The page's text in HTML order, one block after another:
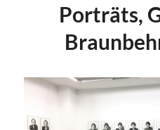
Porträts,